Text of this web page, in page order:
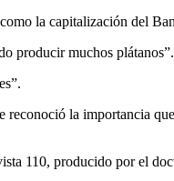
la capitalización del
producir muchos plátanos”.
la importancia
110, producido por el